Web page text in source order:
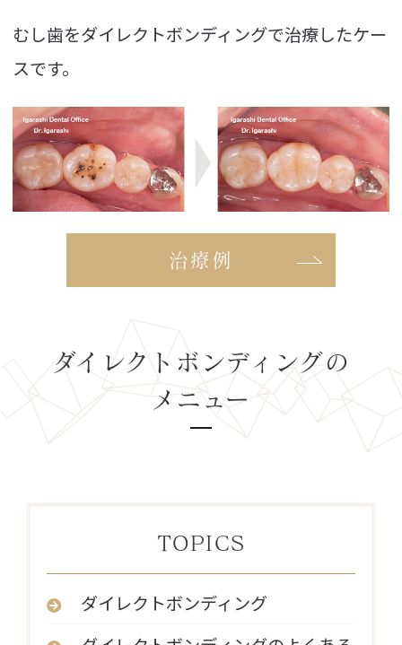
むし歯をダイレクトボンディングで治療したケー
スです。
治療例
ダイレクトボンディングの
メニュー
TOPICS
ダイレクトボンディング